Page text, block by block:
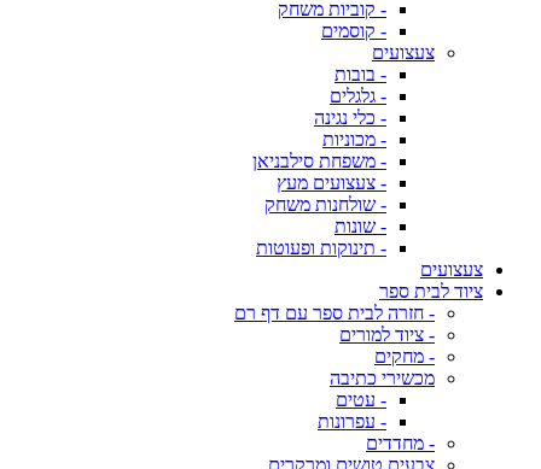
- קוביות משחק
- קוסמים
צעצועים
- בובות
- גלגלים
- כלי נגינה
- מכוניות
- משפחת סילבניאן
- צעצועים מעץ
- שולחנות משחק
- שונות
- תינוקות ופעוטות
צעצועים
ציוד לבית ספר
- חזרה לבית ספר עם דף רם
- ציוד למורים
- מחקים
מכשירי כתיבה
- עטים
- עפרונות
- מחדדים
צבעים טושים ומרקרים